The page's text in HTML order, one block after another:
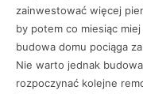
zainwestować więcej
by potem co miesiąc
budowa domu pociąga
Nie warto jednak
rozpoczynać kolejne